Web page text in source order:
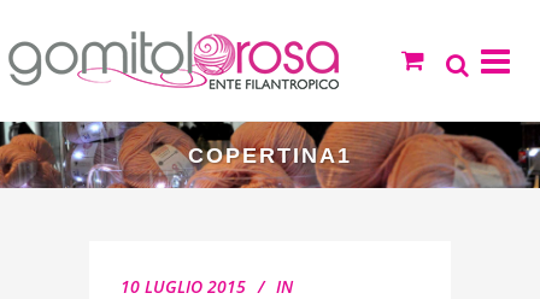
COPERTINA1
10 LUGLIO 2015 IN